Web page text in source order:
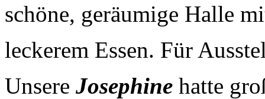
schöne, geräumige Halle
leckerem Essen. Für
Unsere Josephine hatte